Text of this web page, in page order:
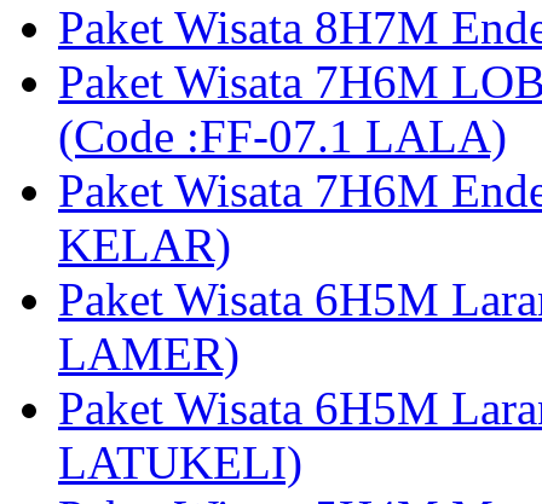
Paket Wisata 8H7M
Paket Wisata 7H6M
(Code :FF-07.1 LALA)
Paket Wisata 7H6M
KELAR)
Paket Wisata 6H5M
LAMER)
Paket Wisata 6H5M
LATUKELI)